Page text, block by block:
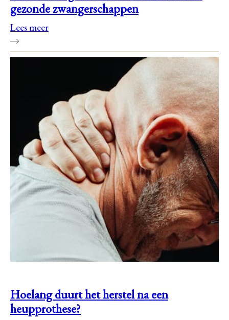
gezonde zwangerschappen
Lees meer
Hoelang duurt het herstel na een
heupprothese?